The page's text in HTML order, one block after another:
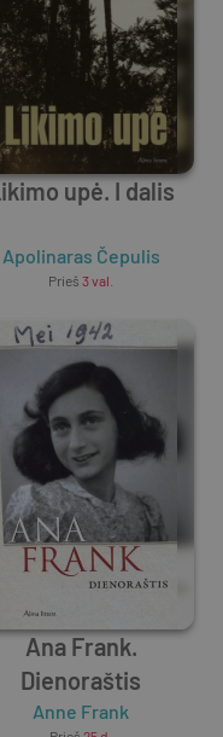
upė. I dalis
Apolinaras Čepulis
Prieš 3 val.
Ana Frank.
Dienoraštis
Anne Frank